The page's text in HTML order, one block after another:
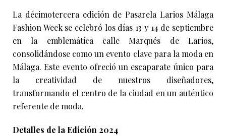
La décimotercera edición de Pasarela Larios Málaga
Fashion Week se celebró los días 13 y 14 de septiembre
en la emblemática calle Marqués de Larios,
consolidándose como un evento clave para la moda en
Málaga. Este evento ofreció un escaparate único para
la creatividad de nuestros diseñadores,
transformando el centro de la ciudad en un auténtico
referente de moda.
Detalles de la Edición 2024